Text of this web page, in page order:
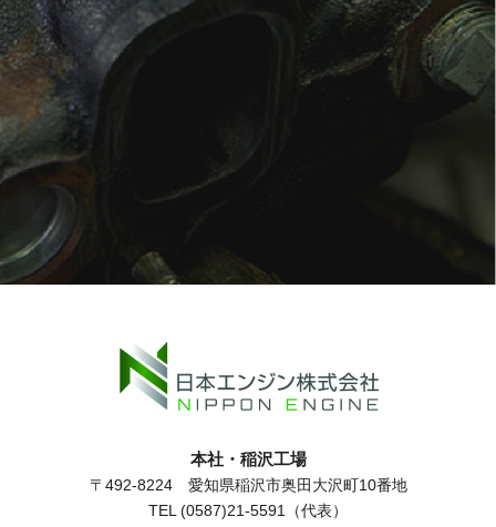
本社・稲沢工場
〒492-8224 愛知県稲沢市奥田大沢町10番地
TEL (0587)21-5591（代表）